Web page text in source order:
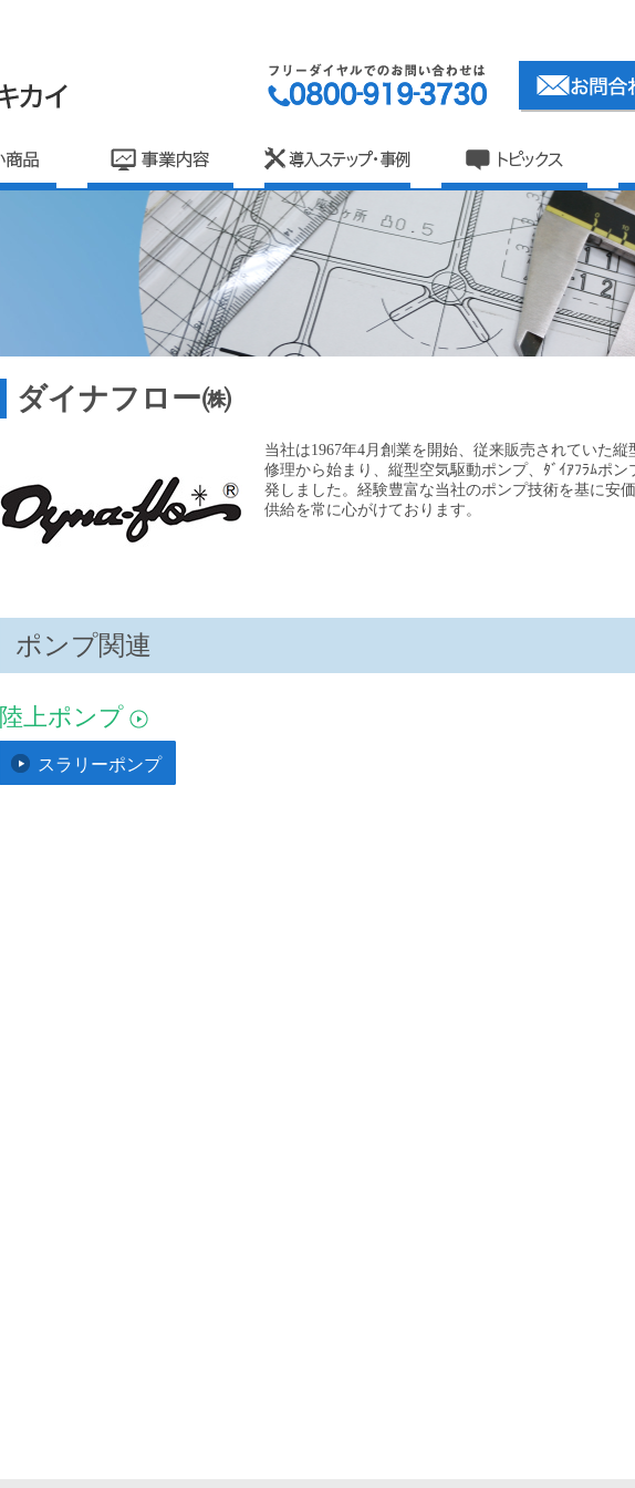
ダイナフロー㈱
当社は1967年4月創業を開始、従来販売されていた
修理から始まり、縦型空気駆動ポンプ、ﾀﾞｲｱﾌﾗﾑポン
発しました。経験豊富な当社のポンプ技術を基に安
供給を常に心がけております。
ポンプ関連
陸上ポンプ
スラリーポンプ